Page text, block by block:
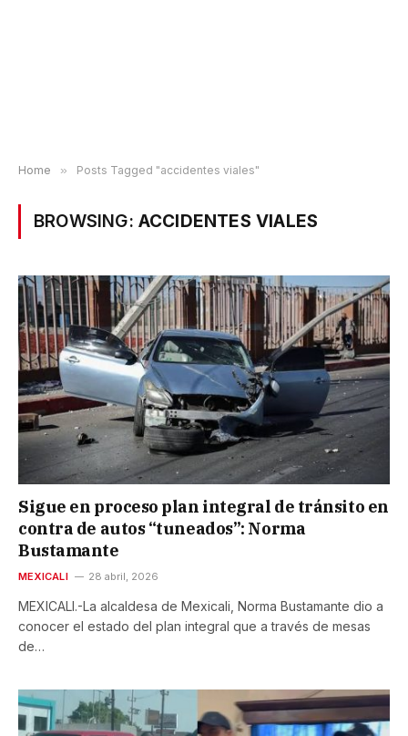
Home » Posts Tagged "accidentes viales"
BROWSING: ACCIDENTES VIALES
Sigue en proceso plan integral de tránsito en
contra de autos “tuneados”: Norma
Bustamante
MEXICALI 28 abril, 2026
MEXICALI.-La alcaldesa de Mexicali, Norma Bustamante dio a
conocer el estado del plan integral que a través de mesas
de…